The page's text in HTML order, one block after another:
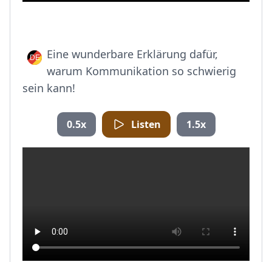
Eine wunderbare Erklärung dafür,
warum Kommunikation so schwierig
sein kann!
0.5x Listen 1.5x